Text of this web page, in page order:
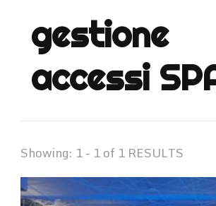
gestione
accessi
Showing: 1 - 1 of 1 RESULTS